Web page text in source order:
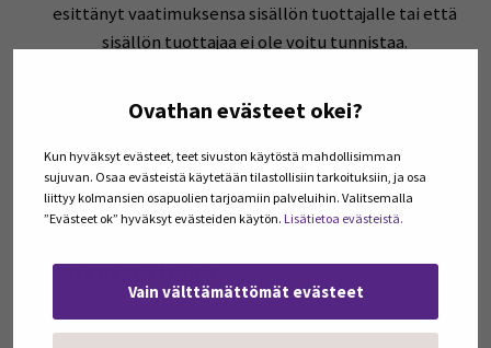
Ovathan evästeet okei?
Kun hyväksyt evästeet, teet sivuston käytöstä mahdollisimman
sujuvan. Osaa evästeistä käytetään tilastollisiin tarkoituksiin, ja osa
liittyy kolmansien osapuolien tarjoamiin palveluihin. Valitsemalla
”Evästeet ok” hyväksyt evästeiden käytön. Lisätietoa evästeistä.
Vain välttämättömät evästeet
esittänyt vaatimuksensa sisällön tuottajalle tai että
sisällön tuottajaa ei ole voitu tunnistaa.
tekijänoikeuden tai lähioikeuden haltija taikka
Ilmoituksen tekijän allekirjoitus.
Päätoimittaja